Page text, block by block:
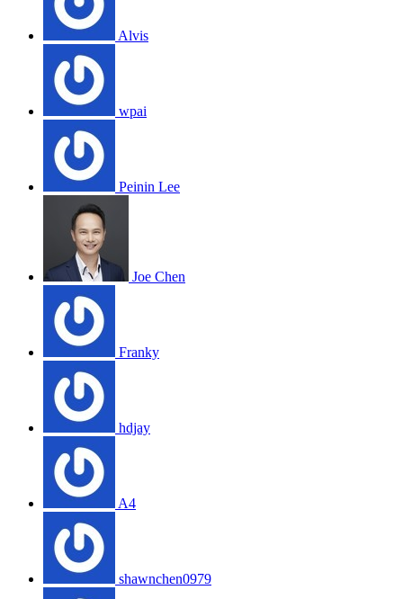
Alvis
wpai
Peinin Lee
Joe Chen
Franky
hdjay
A4
shawnchen0979